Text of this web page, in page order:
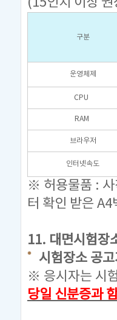
구분
운영체제
CPU
RAM
브라우저
인터넷속도
※ 허용물품 : 사
터 확인 받은 A4
11. 대면시험장
시험장소 공
※ 응시자는 시
당일 신분증과